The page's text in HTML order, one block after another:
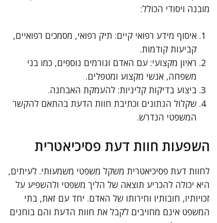
מובנה ויסודי הכולל:
איסוף מידע רפואי קיים: תיק רפואי, מסמכים רפואיים,
קביעות קודמות.
ראיון מקצועי: עם האדם וגורמים נוספים, כמו בני
משפחה, אנשי מקצוע ומטפלים.
ביצוע בדיקות קליניות: להעמקת האבחנה.
שקלול הנתונים וכתיבת חוות הדעת בהתאם להקשר
המשפטי הנדרש.
השפעות חוות דעת פסיכיאטרית
לחוות דעת פסיכיאטרית משקל משפטי משמעותי. לעיתים,
היא יכולה להכריע תוצאה של הליך משפטי ולהשפיע על
זכויותיו, חובותיו וחירותו של האדם. יחד עם זאת, בתי
המשפט אינם מחויבים לקבל את חוות הדעת והם בוחנים